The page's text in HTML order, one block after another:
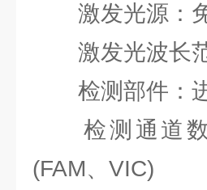
激发光源：
激发光波长范
检测部件：进
检测通道数
(FAM、VIC)